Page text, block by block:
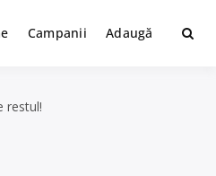
Campanii Adaugă
restul!